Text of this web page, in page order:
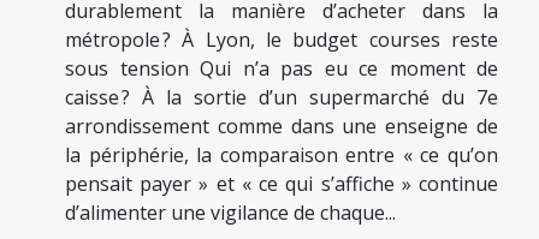
durablement la manière d’acheter dans la
métropole ? À Lyon, le budget courses reste
sous tension Qui n’a pas eu ce moment de
caisse ? À la sortie d’un supermarché du 7e
arrondissement comme dans une enseigne de
la périphérie, la comparaison entre « ce qu’on
pensait payer » et « ce qui s’affiche » continue
d’alimenter une vigilance de chaque...